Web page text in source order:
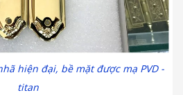
hiện đại, bề mặt được mạ PVD -
titan